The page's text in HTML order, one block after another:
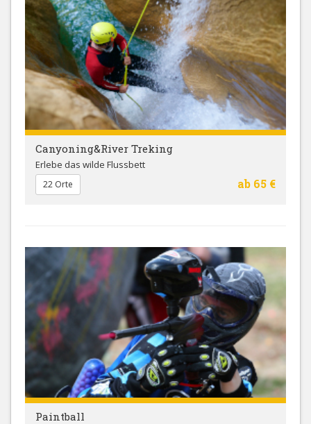
Canyoning&River Treking
Erlebe das wilde Flussbett
ab 65 €
22 Orte
Paintball